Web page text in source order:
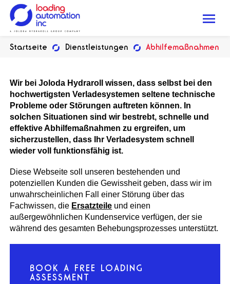
Automation
Startseite Dienstleistungen Abhilfemaßnahmen
Wir bei Joloda Hydraroll wissen, dass selbst bei den
hochwertigsten Verladesystemen seltene technische
Probleme oder Störungen auftreten können. In
solchen Situationen sind wir bestrebt, schnelle und
effektive Abhilfemaßnahmen zu ergreifen, um
sicherzustellen, dass Ihr Verladesystem schnell
wieder voll funktionsfähig ist.
Diese Webseite soll unseren bestehenden und
potenziellen Kunden die Gewissheit geben, dass wir im
unwahrscheinlichen Fall einer Störung über das
Fachwissen, die Ersatzteile und einen
außergewöhnlichen Kundenservice verfügen, der sie
während des gesamten Behebungsprozesses unterstützt.
BOOK A FREE LOADING
ASSESSMENT